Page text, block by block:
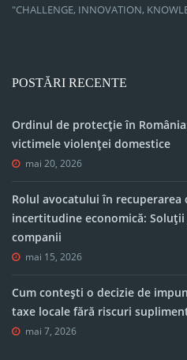
"CHALLENGE, INNOVATION,
POSTĂRI RECENTE
Ordinul de protecție în
victimele violenței domestice
mai 20, 2026
Rolul avocatului în
incertitudine economică:
companii
mai 15, 2026
Cum contești o decizie de
taxe locale fără riscuri
mai 7, 2026